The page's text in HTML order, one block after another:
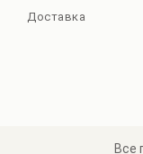
Доставка
Все